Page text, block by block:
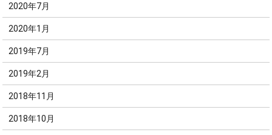
2020年7月
2020年1月
2019年7月
2019年2月
2018年11月
2018年10月